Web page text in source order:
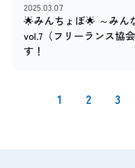
2025.03.07
🌟みんちょぼ🌟 ～みん
vol.7（フリーランス協
す！
1 2 3